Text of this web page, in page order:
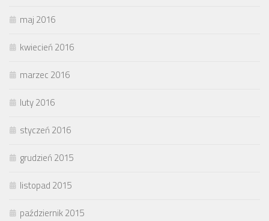
maj 2016
kwiecień 2016
marzec 2016
luty 2016
styczeń 2016
grudzień 2015
listopad 2015
październik 2015